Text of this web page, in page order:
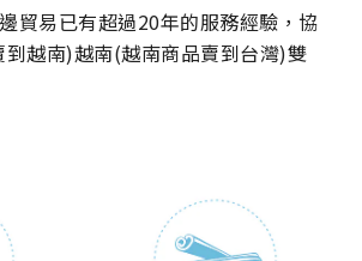
貿易已有超過20年的服務經驗，協
越南)越南(越南商品賣到台灣)雙